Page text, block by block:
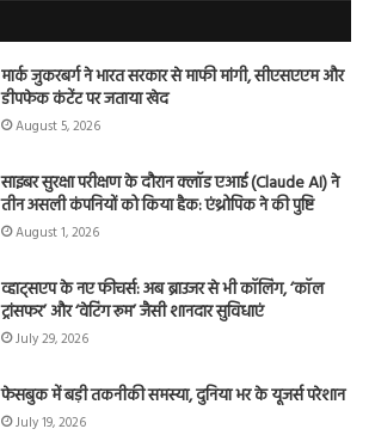
मार्क जुकरबर्ग ने भारत सरकार से माफी मांगी, सीएसएएम और
डीपफेक कंटेंट पर जताया खेद
August 5, 2026
साइबर सुरक्षा परीक्षण के दौरान क्लॉड एआई (Claude AI) ने
तीन असली कंपनियों को किया हैक: एंथ्रोपिक ने की पुष्टि
August 1, 2026
व्हाट्सएप के नए फीचर्स: अब ब्राउजर से भी कॉलिंग, ‘कॉल
ट्रांसफर’ और ‘वेटिंग रूम’ जैसी शानदार सुविधाएं
July 29, 2026
फेसबुक में बड़ी तकनीकी समस्या, दुनिया भर के यूजर्स परेशान
July 19, 2026